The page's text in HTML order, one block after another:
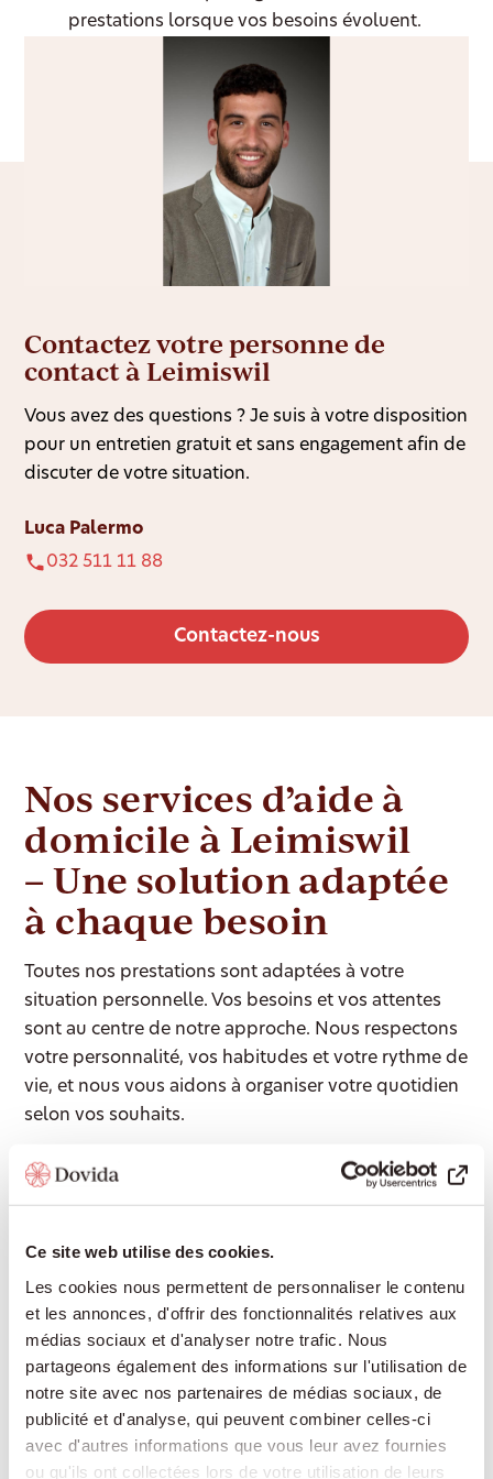
Ce site web utilise des cookies.
Les cookies nous permettent de personnaliser le contenu
et les annonces, d'offrir des fonctionnalités relatives aux
médias sociaux et d'analyser notre trafic. Nous
partageons également des informations sur l'utilisation de
notre site avec nos partenaires de médias sociaux, de
publicité et d'analyse, qui peuvent combiner celles-ci
avec d'autres informations que vous leur avez fournies
ou qu'ils ont collectées lors de votre utilisation de leurs
Contactez votre personne de
contact à Leimiswil
Vous avez des questions ? Je suis à votre disposition
pour un entretien gratuit et sans engagement afin de
discuter de votre situation.
Luca Palermo
032 511 11 88
Contactez-nous
prestations lorsque vos besoins évoluent.
Nos services d’aide à
domicile à Leimiswil
– Une solution adaptée
à chaque besoin
Toutes nos prestations sont adaptées à votre
situation personnelle. Vos besoins et vos attentes
sont au centre de notre approche. Nous respectons
votre personnalité, vos habitudes et votre rythme de
vie, et nous vous aidons à organiser votre quotidien
selon vos souhaits.
Accompagnement 24/24
Une présence rassurante de jour comme de
nuit, pour continuer à vivre chez soi en toute
sécurité sans devoir déménager en
établissement médico-social.
Aide à domicile
Cuisine, ménage, lessive ou courses : nous